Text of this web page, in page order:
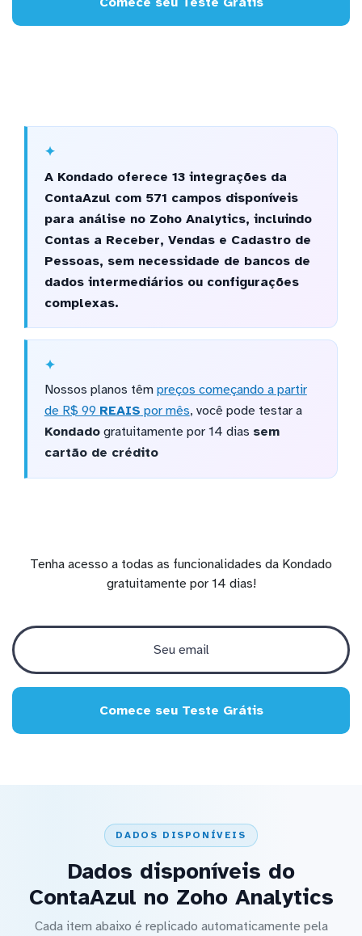
A Kondado oferece 13 integrações da
ContaAzul com 571 campos disponíveis
para análise no Zoho Analytics, incluindo
Contas a Receber, Vendas e Cadastro de
Pessoas, sem necessidade de bancos de
dados intermediários ou configurações
complexas.
Nossos planos têm preços começando a partir
de R$ 99 REAIS por mês, você pode testar a
Kondadogratuitamente por 14 dias sem
cartão de crédito
Tenha acesso a todas as funcionalidades da Kondado
gratuitamente por 14 dias!
Comece seu Teste Grátis
DADOS DISPONÍVEIS
Dados disponíveis do
ContaAzul no Zoho Analytics
Cada item abaixo é replicado automaticamente pela